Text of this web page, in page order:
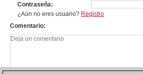
Contraseña
¿Aún no eres usuario? Registro
Comentario